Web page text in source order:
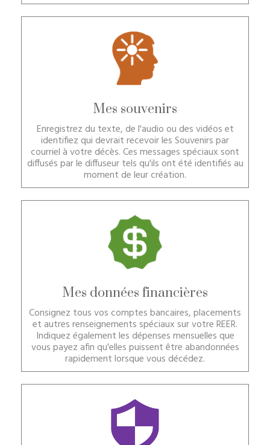
Mes souvenirs
Enregistrez du texte, de l'audio ou des vidéos et
identifiez qui devrait recevoir les Souvenirs par
courriel à votre décès. Ces messages spéciaux sont
diffusés par le diffuseur tels qu'ils ont été identifiés au
moment de leur création.
Mes données financières
Consignez tous vos comptes bancaires, placements
et autres renseignements spéciaux sur votre REER.
Indiquez également les dépenses mensuelles que
vous payez afin qu'elles puissent être abandonnées
rapidement lorsque vous décédez.